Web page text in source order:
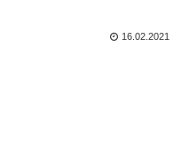
16.02.2021